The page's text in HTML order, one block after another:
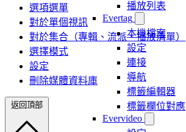
播放列表
Evertag
本機檔案
設定
連接
導航
標籤編輯器
標籤欄位對應
Evervideo
選項選單
對於單個視訊
對於集合（專輯、流派、播放清單）
選擇模式
設定
刪除媒體資料庫
返回頂部